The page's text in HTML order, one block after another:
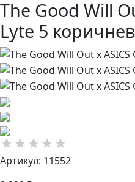
The Good Will
Lyte 5
Артикул: 11552